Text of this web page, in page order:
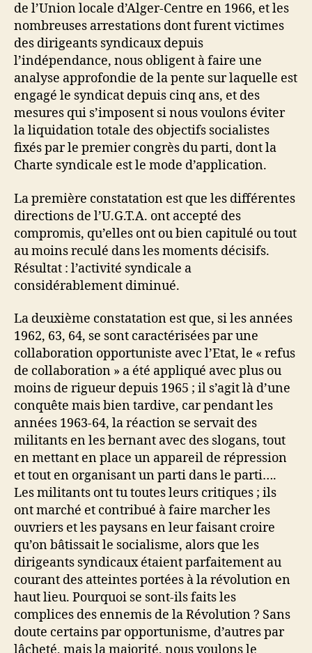
de l’Union locale d’Alger-Cen­tre en 1966, et les
nombreuses arrestations dont furent victimes
des dirigeants syndicaux depuis
l’indépendance, nous obligent à faire une
analyse approfondie de la pente sur laquelle est
engagé le syndicat depuis cinq ans, et des
mesures qui s’imposent si nous voulons éviter
la liquidation totale des objectifs socialistes
fixés par le premier congrès du parti, dont la
Charte syndicale est le mode d’application.
La première constatation est que les différentes
directions de l’U.G.T.A. ont accepté des
compromis, qu’elles ont ou bien capitulé ou tout
au moins reculé dans les moments décisifs.
Résultat : l’activité syndicale a
considérablement diminué.
La deuxième constatation est que, si les années
1962, 63, 64, se sont caractérisées par une
collaboration opportuniste avec l’Etat, le « refus
de collaboration » a été appliqué avec plus ou
moins de rigueur depuis 1965 ; il s’agit là d’une
conquête mais bien tardive, car pendant les
années 1963-64, la réaction se servait des
militants en les bernant avec des slogans, tout
en mettant en place un appareil de répression
et tout en organisant un parti dans le parti….
Les militants ont tu toutes leurs critiques ; ils
ont marché et contribué à faire marcher les
ouvriers et les paysans en leur faisant croire
qu’on bâtissait le socialisme, alors que les
dirigeants syndicaux étaient parfaitement au
courant des atteintes portées à la révolution en
haut lieu. Pourquoi se sont-ils faits les
complices des ennemis de la Révolution ? Sans
doute certains par opportunisme, d’autres par